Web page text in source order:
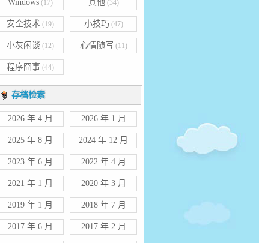
/></div>
Windows(17) 其他(34)
安全技术(19) 小技巧 (47)
小灰闲谈 (12) 心情随写 (11)
程序囧事(44)
存档检索
2026 年 4 月 2026 年 1 月
2025 年 8 月 2024 年 12 月
2023 年 6 月 2022 年 4 月
2021 年 1 月 2020 年 3 月
2019 年 1 月 2018 年 7 月
2017 年 6 月 2017 年 2 月